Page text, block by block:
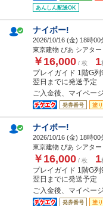
あんしん配送OK
ナイボー!
2026/10/16 (金) 18時00
東京建物 ぴあ シアター
￥16,000 / 枚 1
プレイガイド 1階G
翌日までに発送予定
ご入金後、マイペー
発券番号 塗
ナイボー!
2026/10/16 (金) 18時00
東京建物 ぴあ シアター
￥16,000 / 枚 1
プレイガイド 1階G
翌日までに発送予定
ご入金後、マイペー
発券番号 塗